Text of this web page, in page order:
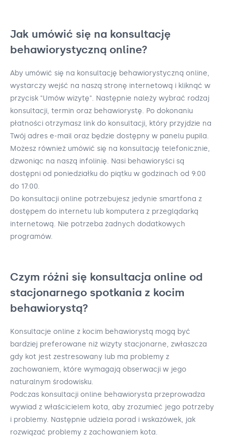
Jak umówić się na konsultację
behawiorystyczną online?
Aby umówić się na konsultację behawiorystyczną online,
wystarczy wejść na naszą stronę internetową i kliknąć w
przycisk "Umów wizytę". Następnie należy wybrać rodzaj
konsultacji, termin oraz behawiorystę. Po dokonaniu
płatności otrzymasz link do konsultacji, który przyjdzie na
Twój adres e-mail oraz będzie dostępny w panelu pupila.
Możesz również umówić się na konsultację telefonicznie,
dzwoniąc na naszą infolinię. Nasi behawioryści są
dostępni od poniedziałku do piątku w godzinach od 9:00
do 17:00.
Do konsultacji online potrzebujesz jedynie smartfona z
dostępem do internetu lub komputera z przeglądarką
internetową. Nie potrzeba żadnych dodatkowych
programów.
Czym różni się konsultacja online od
stacjonarnego spotkania z kocim
behawiorystą?
Konsultacje online z kocim behawiorystą mogą być
bardziej preferowane niż wizyty stacjonarne, zwłaszcza
gdy kot jest zestresowany lub ma problemy z
zachowaniem, które wymagają obserwacji w jego
naturalnym środowisku.
Podczas konsultacji online behawiorysta przeprowadza
wywiad z właścicielem kota, aby zrozumieć jego potrzeby
i problemy. Następnie udziela porad i wskazówek, jak
rozwiązać problemy z zachowaniem kota.